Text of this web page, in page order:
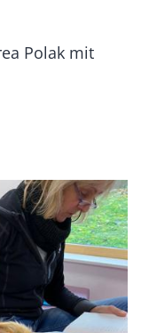
Polak mit